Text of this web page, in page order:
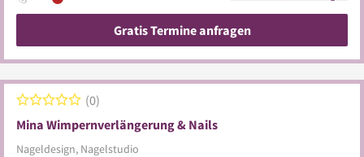
Gratis Termine anfragen
Mina Wimpernverlängerung & Nails
Nageldesign, Nagelstudio
0